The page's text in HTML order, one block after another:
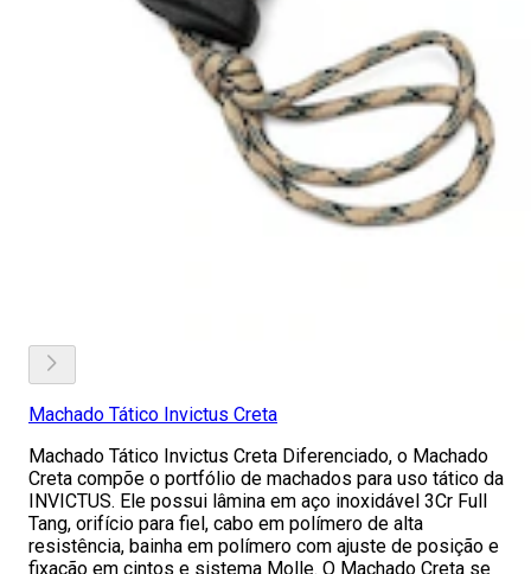
Machado Tático Invictus Creta
Machado Tático Invictus Creta Diferenciado, o Machado
Creta compõe o portfólio de machados para uso tático da
INVICTUS. Ele possui lâmina em aço inoxidável 3Cr Full
Tang, orifício para fiel, cabo em polímero de alta
resistência, bainha em polímero com ajuste de posição e
fixação em cintos e sistema Molle. O Machado Creta se